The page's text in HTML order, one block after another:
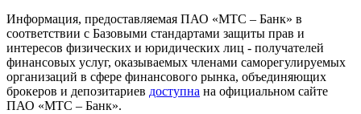
Информация, предоставляемая ПАО «МТС – Банк» в
соответствии с Базовыми стандартами защиты прав и
интересов физических и юридических лиц - получателей
финансовых услуг, оказываемых членами саморегулируемых
организаций в сфере финансового рынка, объединяющих
брокеров и депозитариев доступна на официальном сайте
ПАО «МТС – Банк».